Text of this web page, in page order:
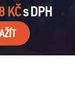
KČsDPH